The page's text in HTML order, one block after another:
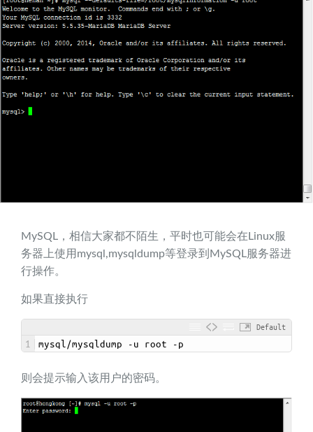
MySQL，相信大家都不陌生，平时也可能会在Linux服
务器上使用mysql,mysqldump等登录到MySQL服务器进
行操作。
如果直接执行
Default
1 mysql /mysqldump - u root - p
则会提示输入该用户的密码。